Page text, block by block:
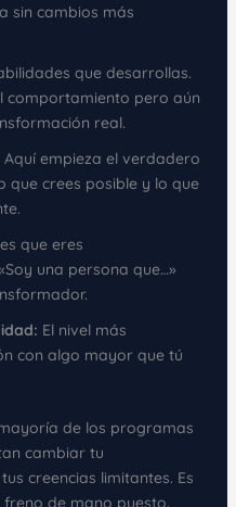
sin cambios más
que desarrollas.
comportamiento pero aún
real.
Aquí empieza el verdadero
que crees posible y lo que
que eres
una persona que…»
El nivel más
con algo mayor que tú
de los programas
cambiar tu
creencias limitantes. Es
de mano puesto.